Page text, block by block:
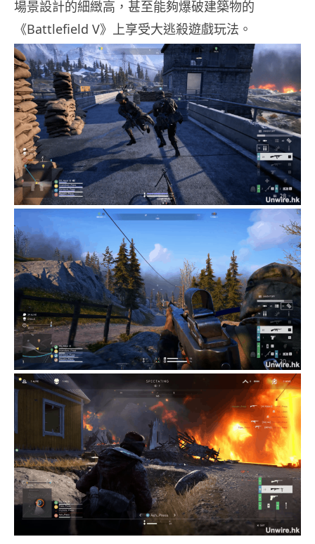
場景設計的細緻高，甚至能夠爆破建築物的
《Battlefield V》上享受大逃殺遊戲玩法。